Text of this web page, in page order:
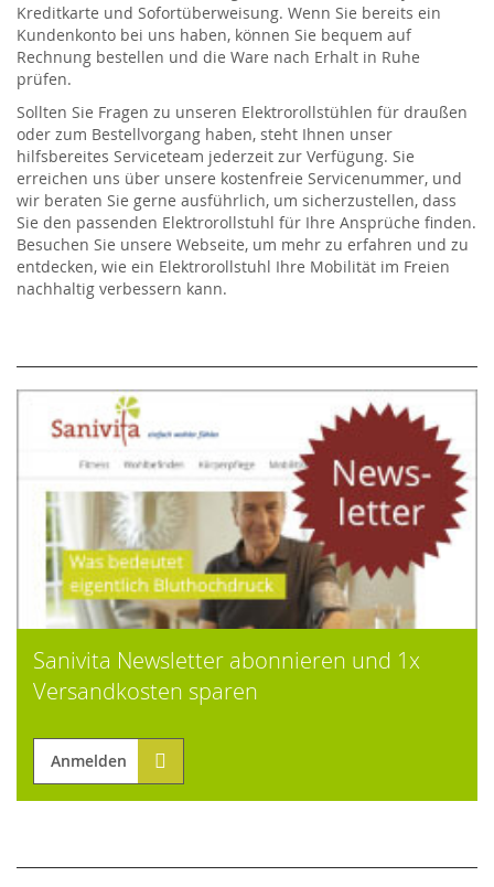
Sanivita Newsletter abonnieren und 1x
Versandkosten sparen
Anmelden
Kreditkarte und Sofortüberweisung. Wenn Sie bereits ein
Kundenkonto bei uns haben, können Sie bequem auf
Rechnung bestellen und die Ware nach Erhalt in Ruhe
prüfen.
Sollten Sie Fragen zu unseren Elektrorollstühlen für draußen
oder zum Bestellvorgang haben, steht Ihnen unser
hilfsbereites Serviceteam jederzeit zur Verfügung. Sie
erreichen uns über unsere kostenfreie Servicenummer, und
wir beraten Sie gerne ausführlich, um sicherzustellen, dass
Sie den passenden Elektrorollstuhl für Ihre Ansprüche finden.
Besuchen Sie unsere Webseite, um mehr zu erfahren und zu
entdecken, wie ein Elektrorollstuhl Ihre Mobilität im Freien
nachhaltig verbessern kann.